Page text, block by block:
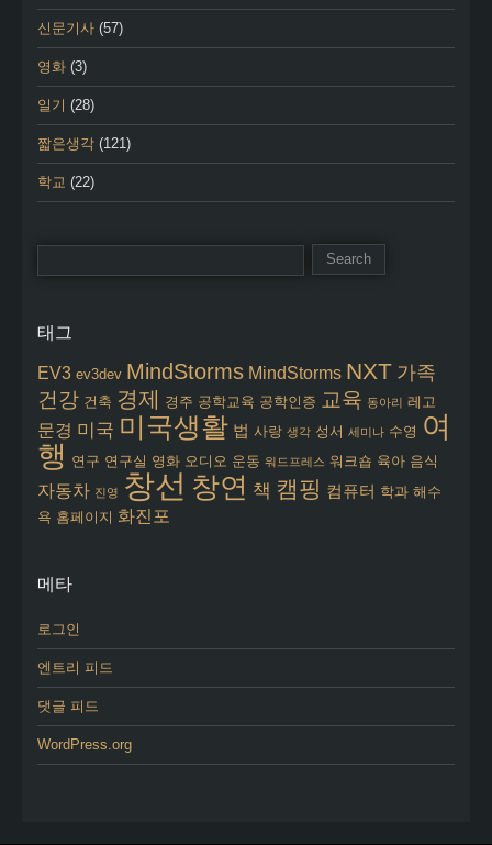
신문기사 (57)
영화 (3)
일기 (28)
짧은생각 (121)
학교 (22)
태그
EV3 ev3dev MindStorms MindStorms NXT 가족
건강 건축 경제 경주 공학교육 공학인증 교육 동아리 레고
문경 미국 미국생활 법 사랑 생각 성서 세미나 수영 여
행 연구 연구실 영화 오디오 운동 워드프레스 워크숍 육아 음식
자동차 진영 창선 창연 책 캠핑 컴퓨터 학과 해수
욕 홈페이지 화진포
메타
로그인
엔트리 피드
댓글 피드
WordPress.org